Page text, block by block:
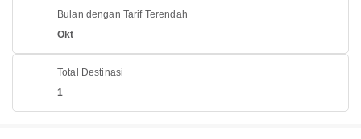
Bulan dengan Tarif Terendah
Okt
Total Destinasi
1